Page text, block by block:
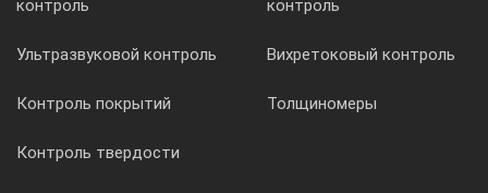
контроль
контроль
Ультразвуковой контроль Вихретоковый контроль
Контроль покрытий Толщиномеры
Контроль твердости